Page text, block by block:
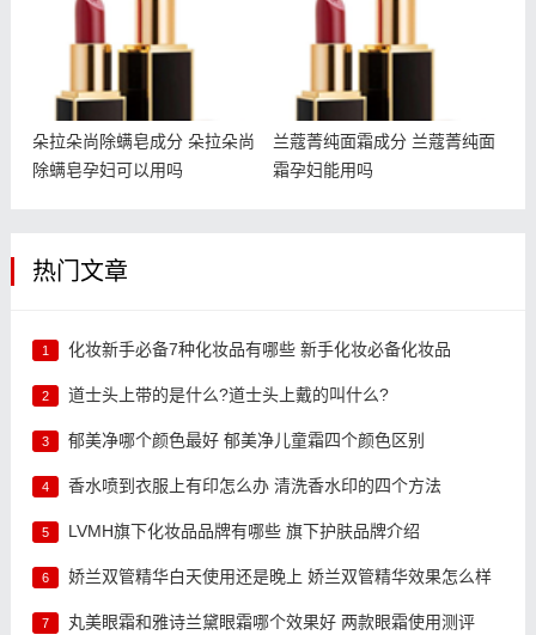
朵拉朵尚除螨皂成分 朵拉朵尚
除螨皂孕妇可以用吗
兰蔻菁纯面霜成分 兰蔻菁纯面
霜孕妇能用吗
热门文章
1 化妆新手必备7种化妆品有哪些 新手化妆必备化妆品
2 道士头上带的是什么?道士头上戴的叫什么?
3 郁美净哪个颜色最好 郁美净儿童霜四个颜色区别
4 香水喷到衣服上有印怎么办 清洗香水印的四个方法
5 LVMH旗下化妆品品牌有哪些 旗下护肤品牌介绍
6 娇兰双管精华白天使用还是晚上 娇兰双管精华效果怎么样
7 丸美眼霜和雅诗兰黛眼霜哪个效果好 两款眼霜使用测评